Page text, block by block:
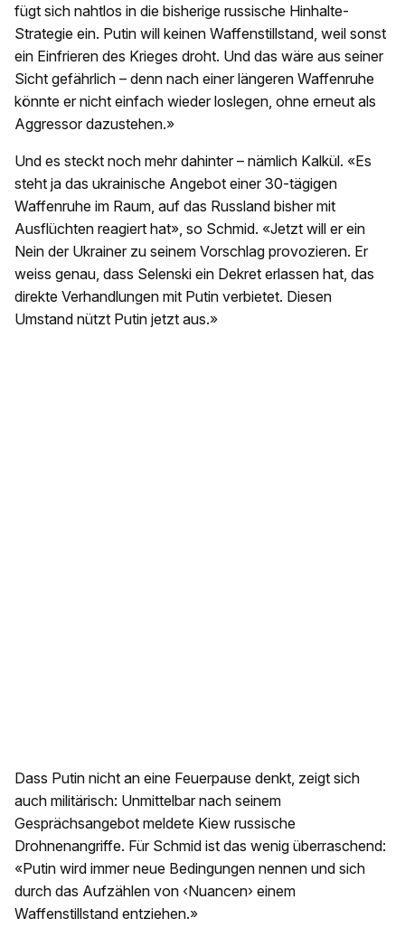
fügt sich nahtlos in die bisherige russische Hinhalte-
Strategie ein. Putin will keinen Waffenstillstand, weil sonst
ein Einfrieren des Krieges droht. Und das wäre aus seiner
Sicht gefährlich – denn nach einer längeren Waffenruhe
könnte er nicht einfach wieder loslegen, ohne erneut als
Aggressor dazustehen.»
Und es steckt noch mehr dahinter – nämlich Kalkül. «Es
steht ja das ukrainische Angebot einer 30-tägigen
Waffenruhe im Raum, auf das Russland bisher mit
Ausflüchten reagiert hat», so Schmid. «Jetzt will er ein
Nein der Ukrainer zu seinem Vorschlag provozieren. Er
weiss genau, dass Selenski ein Dekret erlassen hat, das
direkte Verhandlungen mit Putin verbietet. Diesen
Umstand nützt Putin jetzt aus.»
Dass Putin nicht an eine Feuerpause denkt, zeigt sich
auch militärisch: Unmittelbar nach seinem
Gesprächsangebot meldete Kiew russische
Drohnenangriffe. Für Schmid ist das wenig überraschend:
«Putin wird immer neue Bedingungen nennen und sich
durch das Aufzählen von ‹Nuancen› einem
Waffenstillstand entziehen.»